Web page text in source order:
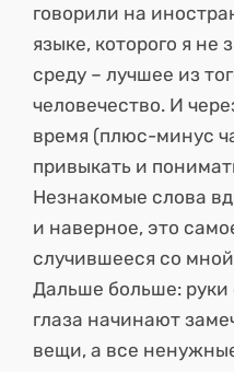
говорили на
языке, которого я
среду – лучшее из
человечество. И
время (плюс-минус
привыкать и
Незнакомые слова
и наверное, это
случившееся со
Дальше больше:
глаза начинают
вещи, а все